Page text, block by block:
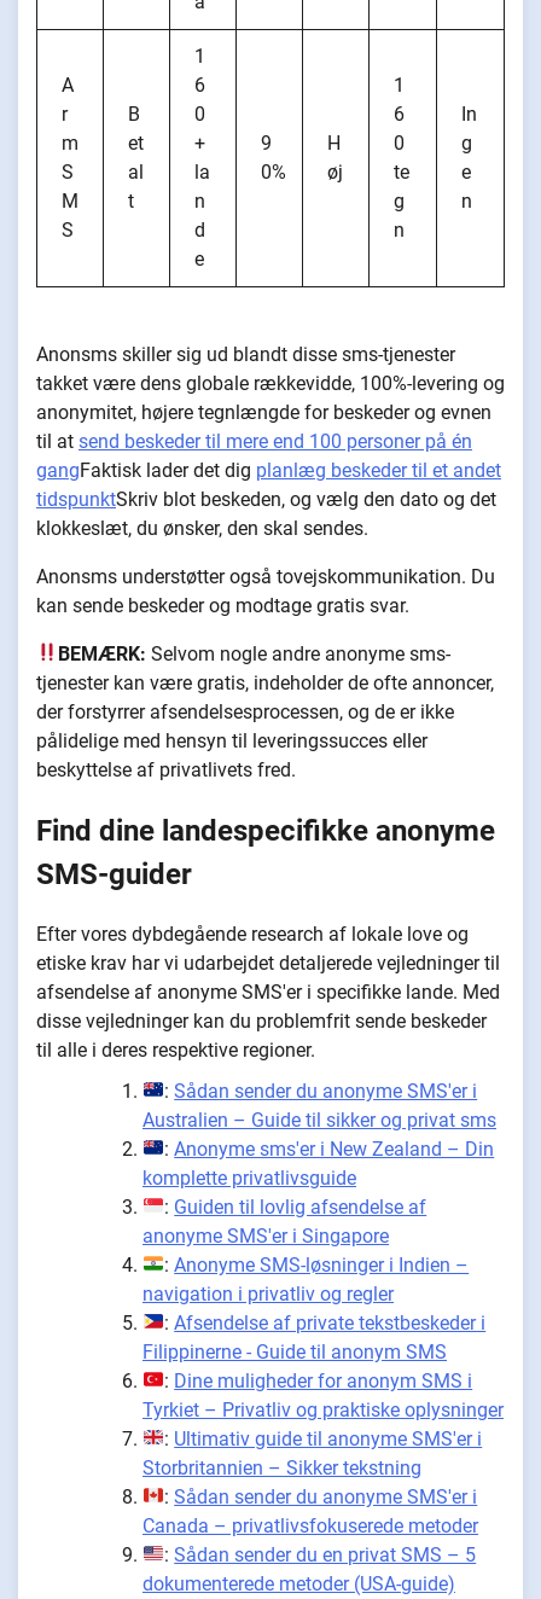
A
r
m
S
M
S
B
et
al
t
1
6
0
+
la
n
d
e
9
0%
H
øj
1
6
0
te
g
n
In
g
e
n
Anonsms skiller sig ud blandt disse sms-tjenester
takket være dens globale rækkevidde, 100%-levering og
anonymitet, højere tegnlængde for beskeder og evnen
til at send beskeder til mere end 100 personer på én
gangFaktisk lader det dig planlæg beskeder til et andet
tidspunktSkriv blot beskeden, og vælg den dato og det
klokkeslæt, du ønsker, den skal sendes.
Anonsms understøtter også tovejskommunikation. Du
kan sende beskeder og modtage gratis svar.
BEMÆRK: Selvom nogle andre anonyme sms-
tjenester kan være gratis, indeholder de ofte annoncer,
der forstyrrer afsendelsesprocessen, og de er ikke
pålidelige med hensyn til leveringssucces eller
beskyttelse af privatlivets fred.
Find dine landespecifikke anonyme
SMS-guider
Efter vores dybdegående research af lokale love og
etiske krav har vi udarbejdet detaljerede vejledninger til
afsendelse af anonyme SMS'er i specifikke lande. Med
disse vejledninger kan du problemfrit sende beskeder
til alle i deres respektive regioner.
:Sådan sender du anonyme SMS'er i
Australien – Guide til sikker og privat sms
:Anonyme sms'er i New Zealand – Din
komplette privatlivsguide
: Guiden til lovlig afsendelse af
anonyme SMS'er i Singapore
:Anonyme SMS-løsninger i Indien –
navigation i privatliv og regler
:Afsendelse af private tekstbeskeder i
Filippinerne - Guide til anonym SMS
: Dine muligheder for anonym SMS i
Tyrkiet – Privatliv og praktiske oplysninger
: Ultimativ guide til anonyme SMS'er i
Storbritannien – Sikker tekstning
:Sådan sender du anonyme SMS'er i
Canada – privatlivsfokuserede metoder
:Sådan sender du en privat SMS – 5
dokumenterede metoder (USA-guide)